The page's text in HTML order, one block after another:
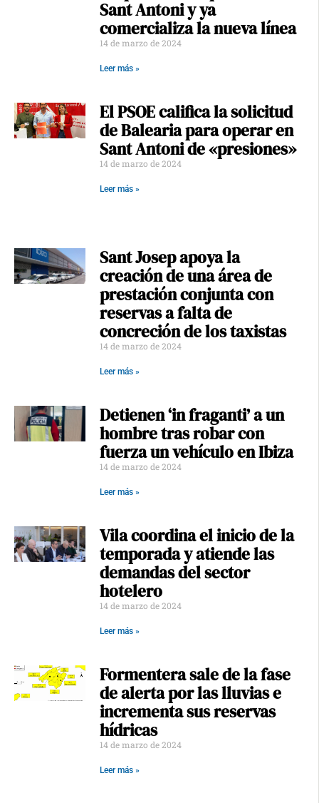
Sant Antoni y ya
comercializa la nueva línea
14 de marzo de 2024
Leer más »
El PSOE califica la solicitud
de Balearia para operar en
Sant Antoni de «presiones»
14 de marzo de 2024
Leer más »
Sant Josep apoya la
creación de una área de
prestación conjunta con
reservas a falta de
concreción de los taxistas
14 de marzo de 2024
Leer más »
Detienen ‘in fraganti’ a un
hombre tras robar con
fuerza un vehículo en Ibiza
14 de marzo de 2024
Leer más »
Vila coordina el inicio de la
temporada y atiende las
demandas del sector
hotelero
14 de marzo de 2024
Leer más »
Formentera sale de la fase
de alerta por las lluvias e
incrementa sus reservas
hídricas
14 de marzo de 2024
Leer más »